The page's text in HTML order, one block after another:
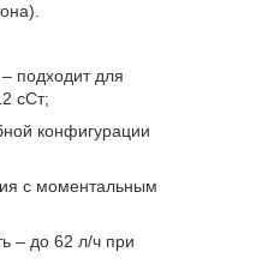
подходит для
сСт;
конфигурации
с моментальным
– до 62 л/ч при